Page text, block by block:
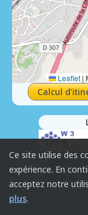
Leaflet |
Calcul
Ce site utilise des
expérience. En
acceptez notre
plus.